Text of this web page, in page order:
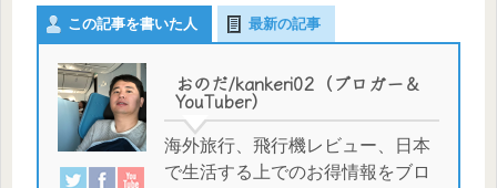
この記事を書いた人 最新の記事
おのだ/kankeri02（ブロガー＆
YouTuber）
海外旅行、飛行機レビュー、日本
で生活する上でのお得情報をブロ